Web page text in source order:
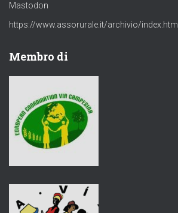
Mastodon
https://www.assorurale.it/archivio/index.html
Membro di